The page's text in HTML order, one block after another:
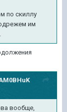
по скиллу
им
вообще,